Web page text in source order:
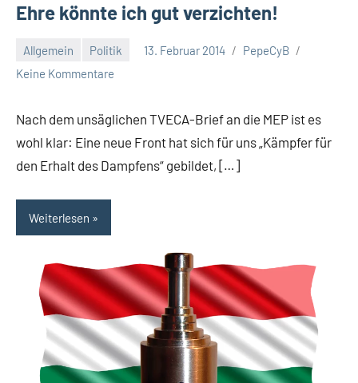
Ehre könnte ich gut verzichten!
Allgemein Politik 13. Februar 2014
PepeCyB
Keine Kommentare
Nach dem unsäglichen TVECA-Brief an die MEP ist es
wohl klar: Eine neue Front hat sich für uns „Kämpfer für
den Erhalt des Dampfens“ gebildet, […]
Weiterlesen